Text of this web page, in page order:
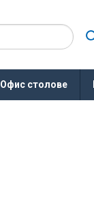
Офис столове